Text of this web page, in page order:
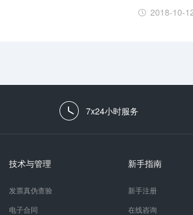
2018-10-
7x24小时服务
技术与管理
发票真伪查验
电子合同
新手指南
新手注册
在线咨询